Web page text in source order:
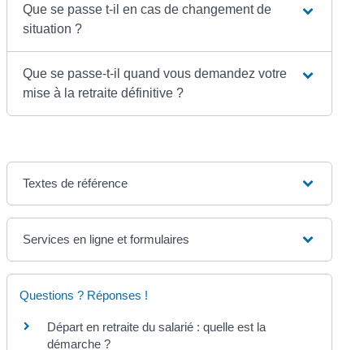
Que se passe t-il en cas de changement de
situation ?
Que se passe-t-il quand vous demandez votre
mise à la retraite définitive ?
Textes de référence
Services en ligne et formulaires
Questions ? Réponses !
Départ en retraite du salarié : quelle est la
démarche ?